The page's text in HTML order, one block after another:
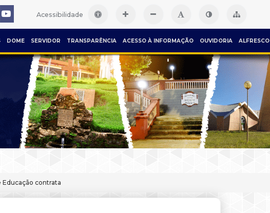
Acessibilidade
DOME SERVIDOR TRANSPARÊNCIA ACESSO À INFORMAÇÃO OUVIDORIA ALFRESCO
Educação contrata